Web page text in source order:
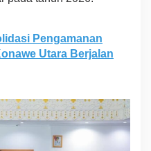
Pengamanan
Utara Berjalan